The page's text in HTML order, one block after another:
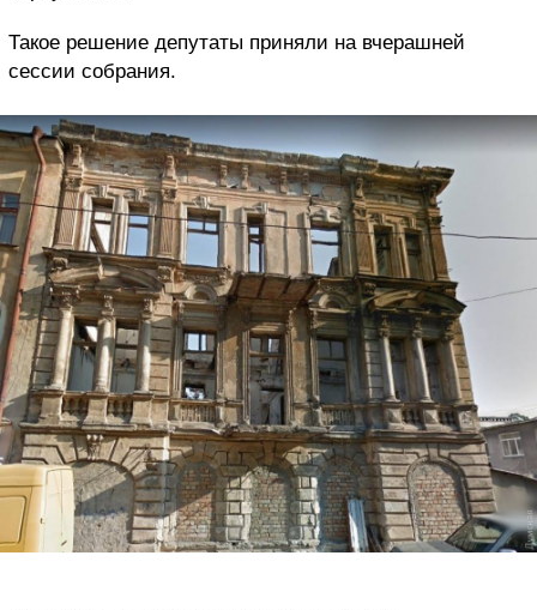
Такое решение депутаты приняли на вчерашней
сессии собрания.